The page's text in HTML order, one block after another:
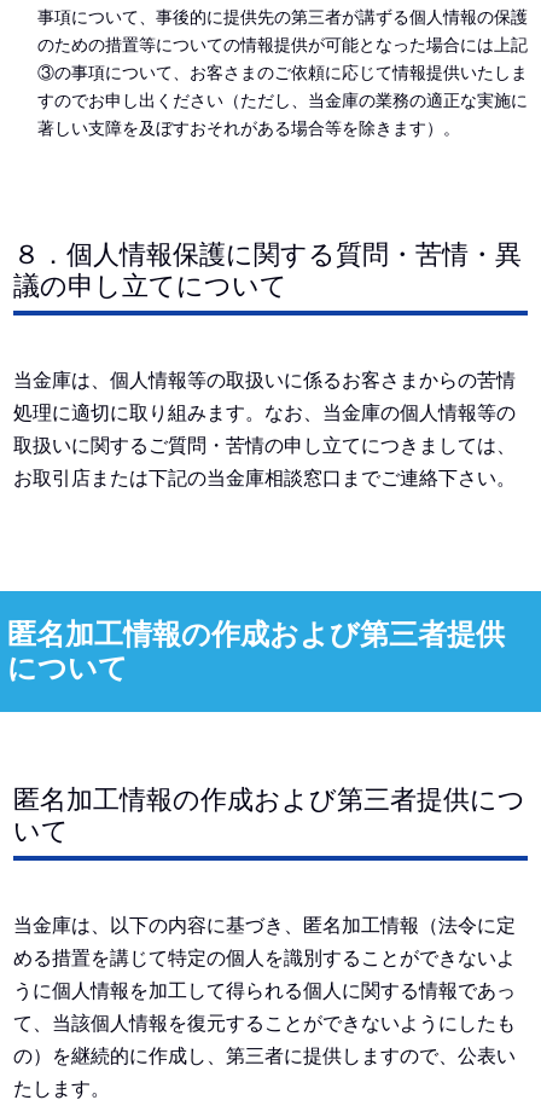
事項について、事後的に提供先の第三者が講ずる個人情報の保護
のための措置等についての情報提供が可能となった場合には上記
③の事項について、お客さまのご依頼に応じて情報提供いたしま
すのでお申し出ください（ただし、当金庫の業務の適正な実施に
著しい支障を及ぼすおそれがある場合等を除きます）。
８．個人情報保護に関する質問・苦情・異
議の申し立てについて
当金庫は、個人情報等の取扱いに係るお客さまからの苦情
処理に適切に取り組みます。なお、当金庫の個人情報等の
取扱いに関するご質問・苦情の申し立てにつきましては、
お取引店または下記の当金庫相談窓口までご連絡下さい。
匿名加工情報の作成および第三者提供
について
匿名加工情報の作成および第三者提供につ
いて
当金庫は、以下の内容に基づき、匿名加工情報（法令に定
める措置を講じて特定の個人を識別することができないよ
うに個人情報を加工して得られる個人に関する情報であっ
て、当該個人情報を復元することができないようにしたも
の）を継続的に作成し、第三者に提供しますので、公表い
たします。